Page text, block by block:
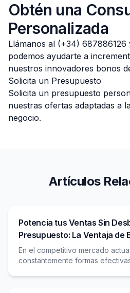
Obtén una
Personalizada
Llámanos al (+34)
podemos ayudarte a
nuestros innovadores bonos
Solicita un Presupuesto
Solicita un presupuesto
nuestras ofertas adaptadas a
negocio.
Artículos
Potencia tus Ventas Sin
Presupuesto: La Ventaja de
En el competitivo mercado
constantemente formas